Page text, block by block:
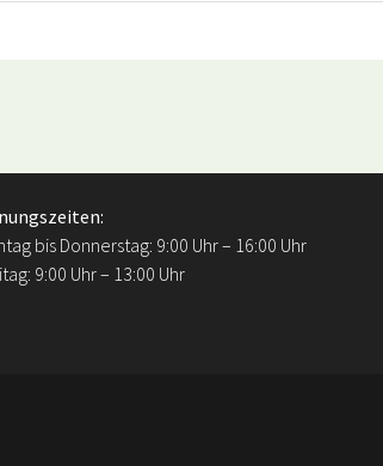
bis Donnerstag: 9:00 Uhr – 16:00 Uhr
9:00 Uhr – 13:00 Uhr